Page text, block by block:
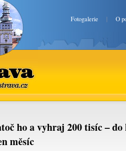
Fotogalerie | O
ho a vyhraj 200 tisíc – do
měsíc